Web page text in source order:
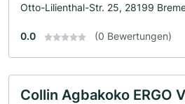
Otto-Lilienthal-Str. 25, 28199
0.0 (0 Bewertungen)
Collin Agbakoko ERGO